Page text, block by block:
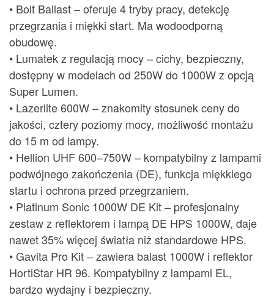
• Bolt Ballast – oferuje 4 tryby pracy, detekcję
przegrzania i miękki start. Ma wodoodporną
obudowę.
• Lumatek z regulacją mocy – cichy, bezpieczny,
dostępny w modelach od 250W do 1000W z opcją
Super Lumen.
• Lazerlite 600W – znakomity stosunek ceny do
jakości, cztery poziomy mocy, możliwość montażu
do 15 m od lampy.
• Hellion UHF 600–750W – kompatybilny z lampami
podwójnego zakończenia (DE), funkcja miękkiego
startu i ochrona przed przegrzaniem.
• Platinum Sonic 1000W DE Kit – profesjonalny
zestaw z reflektorem i lampą DE HPS 1000W, daje
nawet 35% więcej światła niż standardowe HPS.
• Gavita Pro Kit – zawiera balast 1000W i reflektor
HortiStar HR 96. Kompatybilny z lampami EL,
bardzo wydajny i bezpieczny.